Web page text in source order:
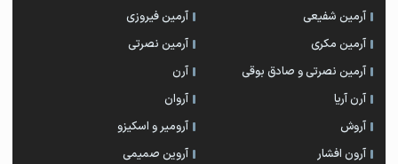
آرمین شفیعی
آرمین فیروزی
آرمین مکری
آرمین نصرتی
آرمین نصرتی و صادق بوقی
آرن
آرن آریا
آروان
آروش
آرومیر و اسکیزو
آرون افشار
آروین صمیمی